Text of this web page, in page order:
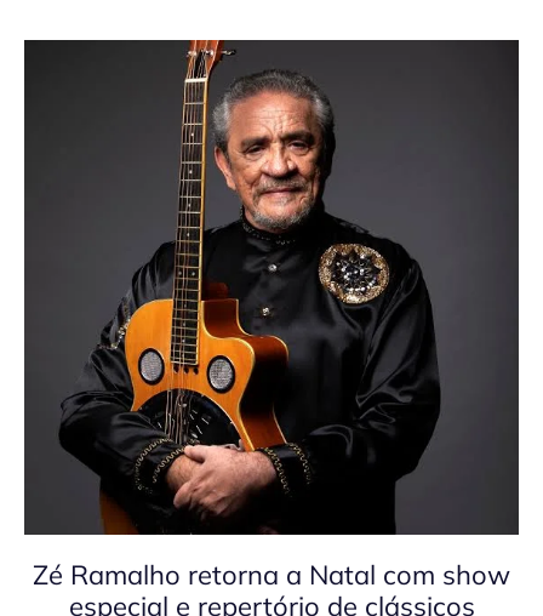
Zé Ramalho retorna a Natal com show
especial e repertório de clássicos